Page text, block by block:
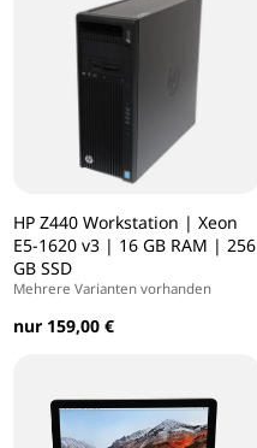
HP Z440 Workstation | Xeon
E5-1620 v3 | 16 GB RAM | 256
GB SSD
Mehrere Varianten vorhanden
nur 159,00 €